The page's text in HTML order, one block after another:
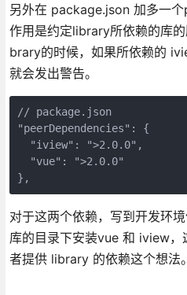
另外在 package.json 加多一个
作用是约定library所依赖的库
brary的时候，如果所依赖的
就会发出警告。
// package.json
"peerDependencies": {
  "iview": ">2.0.0",
  "vue": ">2.0.0"
对于这两个依赖，写到开发环
库的目录下安装vue 和 iview
者提供 library 的依赖这个想法。